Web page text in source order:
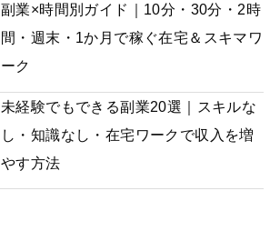
副業×時間別ガイド｜10分・30分・2時
間・週末・1か月で稼ぐ在宅＆スキマワ
ーク
未経験でもできる副業20選｜スキルな
し・知識なし・在宅ワークで収入を増
やす方法